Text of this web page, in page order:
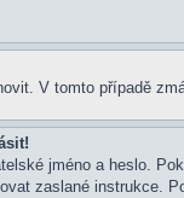
V tomto případě
jméno a heslo.
zaslané instrukce.